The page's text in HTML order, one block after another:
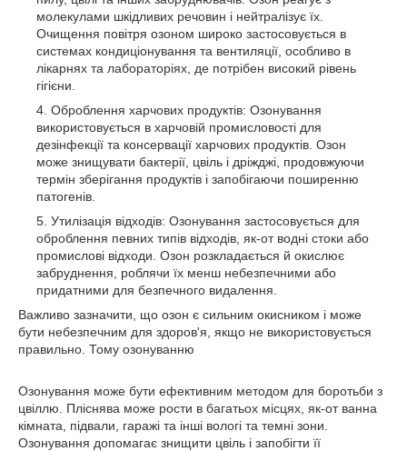
молекулами шкідливих речовин і нейтралізує їх.
Очищення повітря озоном широко застосовується в
системах кондиціонування та вентиляції, особливо в
лікарнях та лабораторіях, де потрібен високий рівень
гігієни.
Оброблення харчових продуктів: Озонування
використовується в харчовій промисловості для
дезінфекції та консервації харчових продуктів. Озон
може знищувати бактерії, цвіль і дріжджі, продовжуючи
термін зберігання продуктів і запобігаючи поширенню
патогенів.
Утилізація відходів: Озонування застосовується для
оброблення певних типів відходів, як-от водні стоки або
промислові відходи. Озон розкладається й окислює
забруднення, роблячи їх менш небезпечними або
придатними для безпечного видалення.
Важливо зазначити, що озон є сильним окисником і може
бути небезпечним для здоров'я, якщо не використовується
правильно. Тому озонуванню
Озонування може бути ефективним методом для боротьби з
цвіллю. Пліснява може рости в багатьох місцях, як-от ванна
кімната, підвали, гаражі та інші вологі та темні зони.
Озонування допомагає знищити цвіль і запобігти її